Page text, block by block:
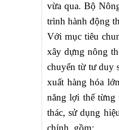
vừa qua. Bộ
trình hành động
Với mục tiêu
xây dựng nông
chuyển từ tư duy
xuất hàng hóa
năng lợi thế
thác, sử dụng